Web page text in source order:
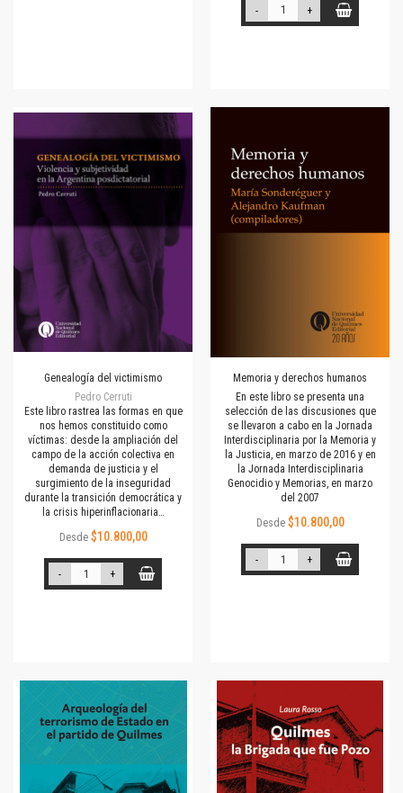
- +
Genealogía del victimismo
Pedro Cerruti
Este libro rastrea las formas en que
nos hemos constituido como
víctimas: desde la ampliación del
campo de la acción colectiva en
demanda de justicia y el
surgimiento de la inseguridad
durante la transición democrática y
la crisis hiperinflacionaria…
Desde $10.800,00
- +
Memoria y derechos humanos
En este libro se presenta una
selección de las discusiones que
se llevaron a cabo en la Jornada
Interdisciplinaria por la Memoria y
la Justicia, en marzo de 2016 y en
la Jornada Interdisciplinaria
Genocidio y Memorias, en marzo
del 2007
Desde $10.800,00
- +